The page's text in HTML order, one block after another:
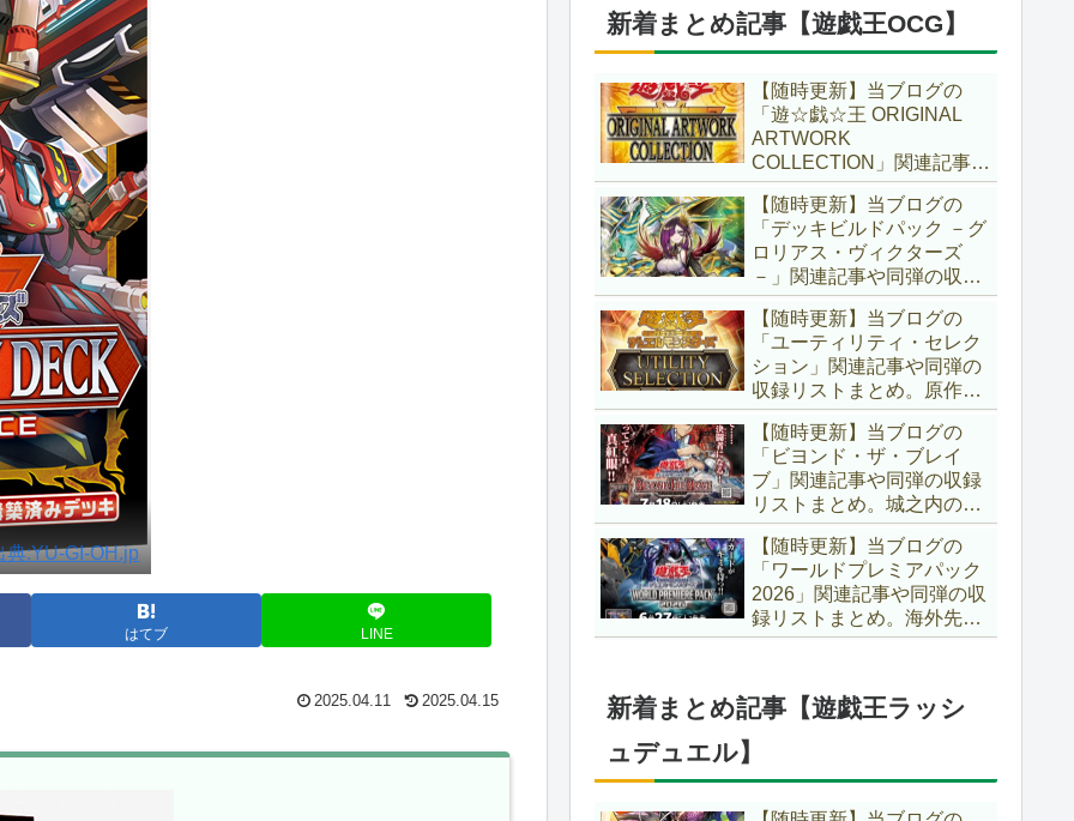
典:YU-GI-OH.jp
はてブ LINE
2025.04.11 2025.04.15
新着まとめ記事【遊戯王OCG】
【随時更新】当ブログの
「遊☆戯☆王 ORIGINAL
ARTWORK
COLLECTION」関連記事や
同弾の収録リストまとめ。
マンガスタイルとオーバー
フレームに焦点を当てた新
商品！！また、原作のモン
スターもリメイクされてい
ます！！【遊戯王OCG】
【随時更新】当ブログの
「デッキビルドパック －グ
ロリアス・ヴィクターズ
－」関連記事や同弾の収録
リストまとめ。効果を持た
ない古のモンスターを使役
する儀式テーマ「セネト」
に加え、「レイズ・ムー
ン」や「異解△」も登
場！！【遊戯王OCG】
【随時更新】当ブログの
「ユーティリティ・セレク
ション」関連記事や同弾の
収録リストまとめ。原作の
名シーンや懐かしの人気モ
ンスターをイメージした新
規カードが多数登場！！ま
た、「ドミナス」などの豪
華再録にも注目ですね～。
【遊戯王OCG】
【随時更新】当ブログの
「ビヨンド・ザ・ブレイ
ブ」関連記事や同弾の収録
リストまとめ。城之内のカ
ードたちが『時の黒魔術
師』関連となってリメイ
ク！！さらに、「Ｄ－ＨＥ
ＲＯ」の『幽獄の時計塔』
も待望のリメイクです！！
【随時更新】当ブログの
「ワールドプレミアパック
2026」関連記事や同弾の収
録リストまとめ。海外先行
カードが例年より早く来
ージした『リビングデッド
の呼び声』関連に注目が集
新着まとめ記事【遊戯王ラッシ
ュデュエル】